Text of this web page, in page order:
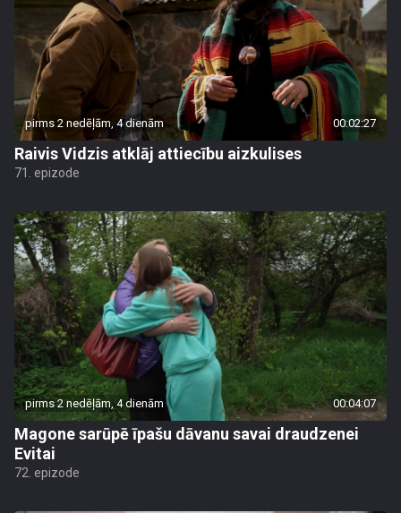
pirms 2 nedēļām, 4 dienām 00:02:27
Raivis Vidzis atklāj attiecību aizkulises
71. epizode
pirms 2 nedēļām, 4 dienām 00:04:07
Magone sarūpē īpašu dāvanu savai draudzenei
Evitai
72. epizode